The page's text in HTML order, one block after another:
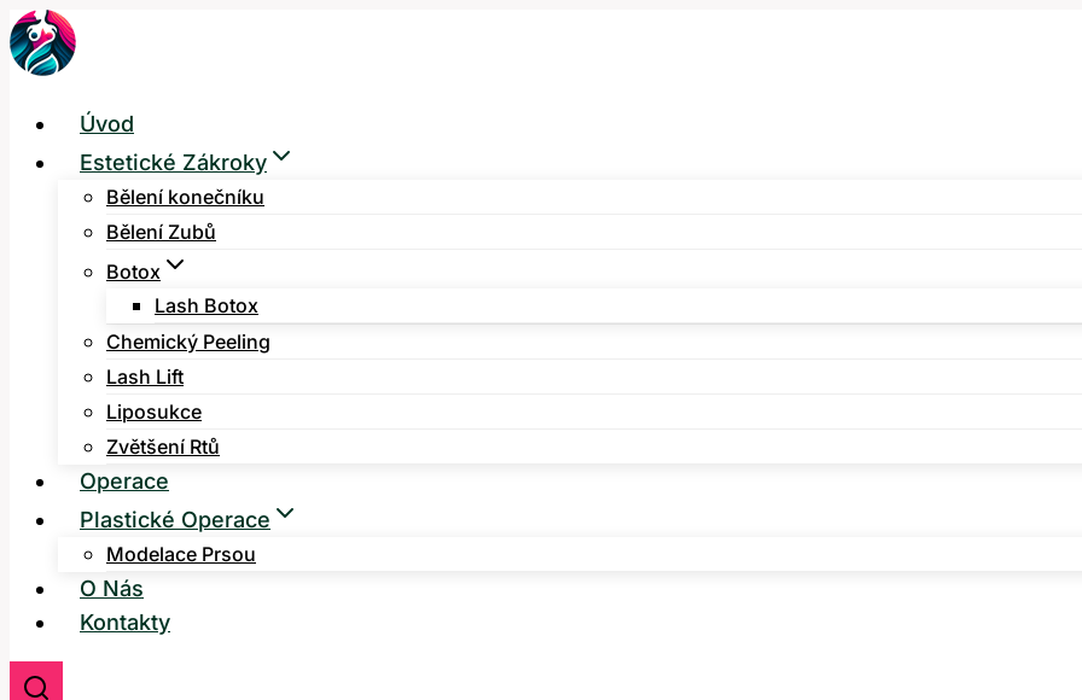
Přeskočit
na
Úvod
Estetické Zákroky
Bělení konečníku
Bělení Zubů
Botox
Lash Botox
Chemický Peeling
Lash Lift
Liposukce
Zvětšení Rtů
Operace
Plastické Operace
Modelace Prsou
O Nás
Kontakty